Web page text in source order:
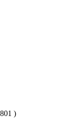
801 )